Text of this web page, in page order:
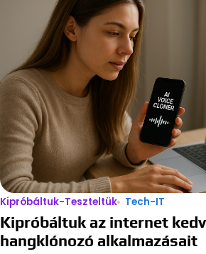
Kipróbáltuk-Teszteltük Tech-IT
Kipróbáltuk az internet
hangklónozó alkalmazásait